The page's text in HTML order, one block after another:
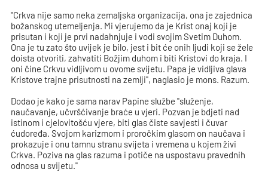
"Crkva nije samo neka zemaljska organizacija, ona je zajednica
božanskog utemeljenja. Mi vjerujemo da je Krist onaj koji je
prisutan i koji je prvi nadahnjuje i vodi svojim Svetim Duhom.
Ona je tu zato što uvijek je bilo, jest i bit će onih ljudi koji se žele
doista otvoriti, zahvatiti Božjim duhom i biti Kristovi do kraja. I
oni čine Crkvu vidljivom u ovome svijetu. Papa je vidljiva glava
Kristove trajne prisutnosti na zemlji", naglasio je mons. Razum.
Dodao je kako je sama narav Papine službe "služenje,
naučavanje, učvršćivanje braće u vjeri. Pozvan je bdjeti nad
istinom i cjelovitošću vjere, biti glas čiste savjesti i čuvar
ćudoređa. Svojom karizmom i proročkim glasom on naučava i
prokazuje i onu tamnu stranu svijeta i vremena u kojem živi
Crkva. Poziva na glas razuma i potiče na uspostavu pravednih
odnosa u svijetu."